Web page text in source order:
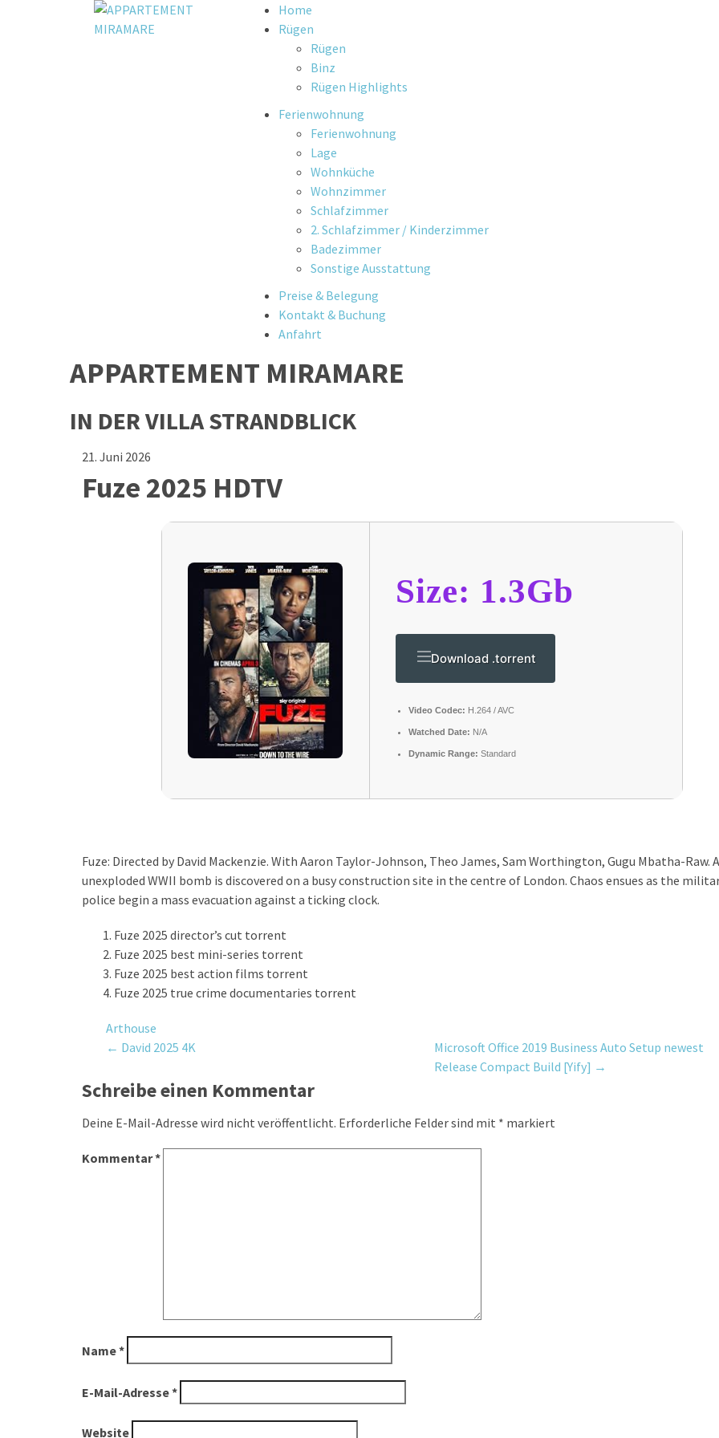
Skip
Home
Rügen
Rügen
Binz
Rügen Highlights
Ferienwohnung
Ferienwohnung
Lage
Wohnküche
Wohnzimmer
Schlafzimmer
2. Schlafzimmer / Kinderzimmer
Badezimmer
Sonstige Ausstattung
Preise & Belegung
Kontakt & Buchung
Anfahrt
APPARTEMENT MIRAMARE
IN DER VILLA STRANDBLICK
21. Juni 2026
Fuze 2025 HDTV
Size: 1.3Gb
Download .torrent
Video Codec: H.264 / AVC
Watched Date: N/A
Dynamic Range: Standard
Fuze: Directed by David Mackenzie. With Aaron Taylor-Johnson, Theo James, Sam Worthington, Gugu Mbatha-Raw.
unexploded WWII bomb is discovered on a busy construction site in the centre of London. Chaos ensues as the
police begin a mass evacuation against a ticking clock.
Fuze 2025 director’s cut torrent
Fuze 2025 best mini-series torrent
Fuze 2025 best action films torrent
Fuze 2025 true crime documentaries torrent
Arthouse
Post
navigation
← David 2025 4K
Microsoft Office 2019 Business Auto Setup newest
Release Compact Build [Yify] →
Schreibe einen Kommentar
Deine E-Mail-Adresse wird nicht veröffentlicht. Erforderliche Felder sind mit * markiert
Kommentar*
Name*
E-Mail-Adresse*
Website